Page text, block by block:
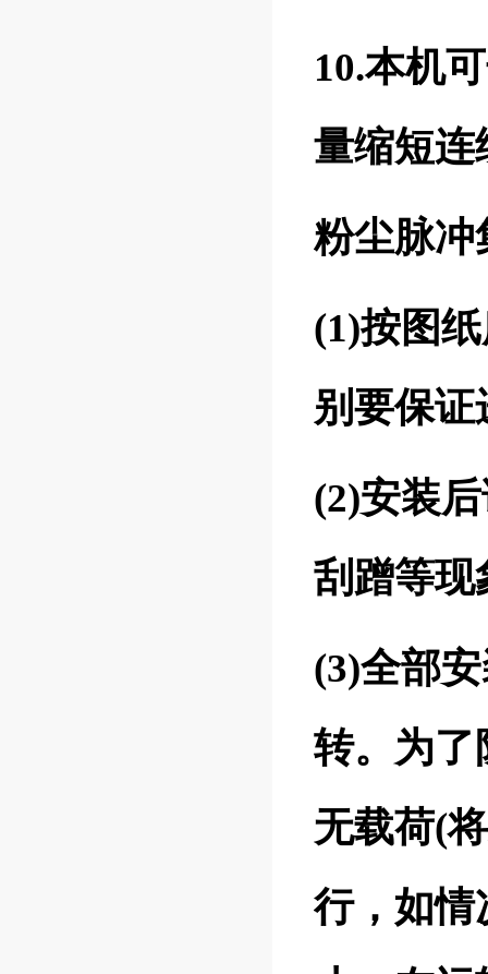
10.本机
量缩短连
粉尘脉冲
(1)按图
别要保
(2)安装
刮蹭等现
(3)全部
转。为了
无载荷(
行，如情